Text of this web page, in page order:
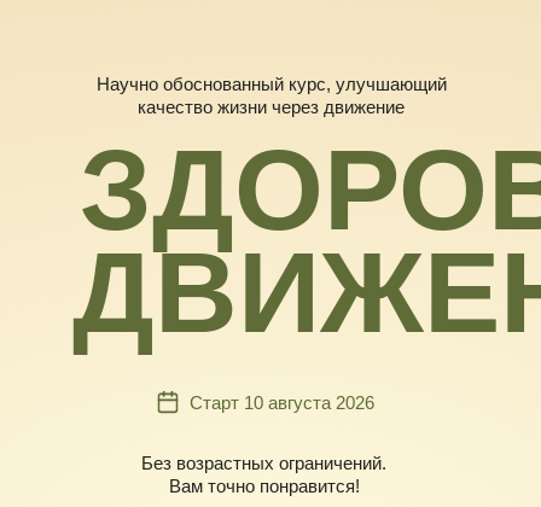
Научно обоснованный курс, улучшающий
качество жизни через движение
Старт 10 августа 2026
Без возрастных ограничений.
Вам точно понравится!